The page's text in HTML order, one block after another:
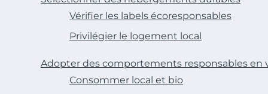
Vérifier les labels écoresponsables
Privilégier le logement local
Adopter des comportements responsables en
Consommer local et bio